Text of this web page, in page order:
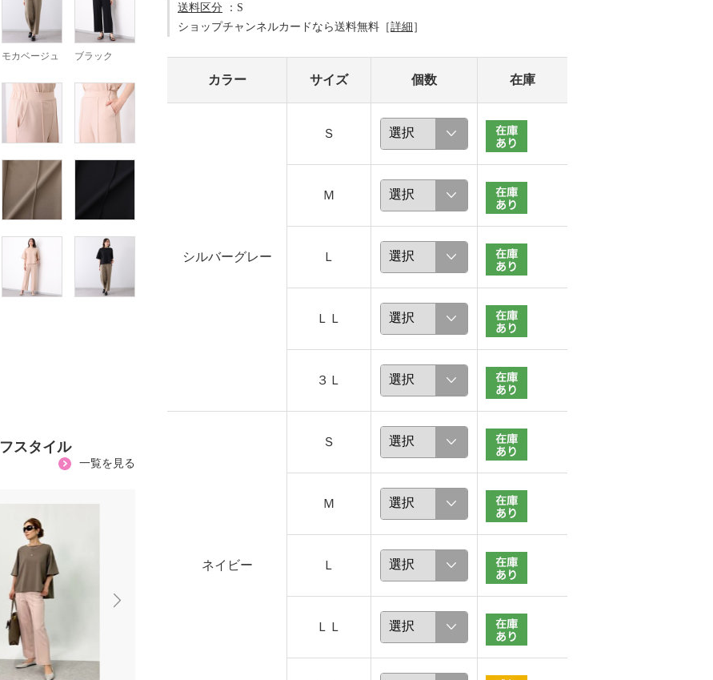
モカベージュ ブラック
スタイル
一覧を見る
送料区分 ：S
ショップチャンネルカードなら送料無料［詳細 ］
カラー サイズ 個数 在庫
シルバーグレー
Ｓ
Ｍ
Ｌ
ＬＬ
３Ｌ
ネイビー
Ｓ
Ｍ
Ｌ
ＬＬ